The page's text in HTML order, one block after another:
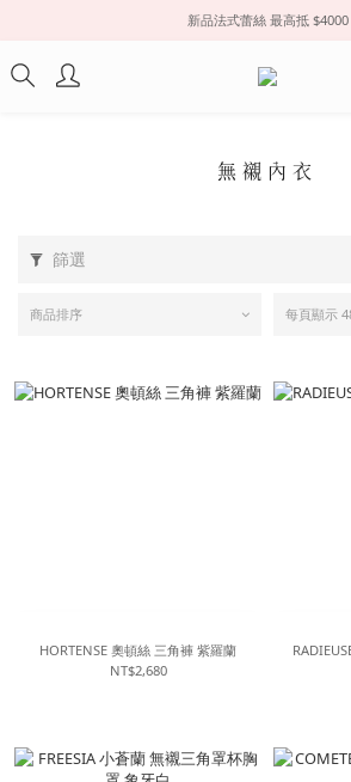
新品法式蕾絲 最高抵 $4000
無襯內衣
篩選
商品排序 每頁顯示
HORTENSE 奧頓絲 三角褲 紫羅蘭
NT$2,680